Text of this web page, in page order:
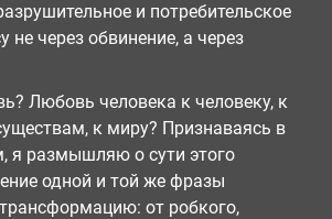
и потребительское
не через обвинение, а через
Любовь человека к человеку, к
к миру? Признаваясь в
я размышляю о сути этого
одной и той же фразы
от робкого,